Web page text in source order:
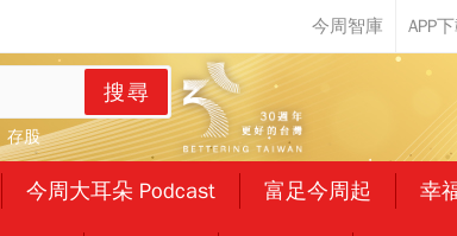
搜尋
存股
今周大耳朵 Podcast 富足今周起 幸